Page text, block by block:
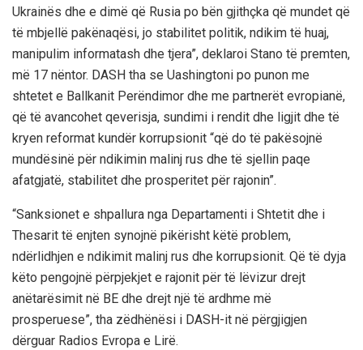
Ukrainës dhe e dimë që Rusia po bën gjithçka që mundet që
të mbjellë pakënaqësi, jo stabilitet politik, ndikim të huaj,
manipulim informatash dhe tjera”, deklaroi Stano të premten,
më 17 nëntor. DASH tha se Uashingtoni po punon me
shtetet e Ballkanit Perëndimor dhe me partnerët evropianë,
që të avancohet qeverisja, sundimi i rendit dhe ligjit dhe të
kryen reformat kundër korrupsionit “që do të pakësojnë
mundësinë për ndikimin malinj rus dhe të sjellin paqe
afatgjatë, stabilitet dhe prosperitet për rajonin”.
“Sanksionet e shpallura nga Departamenti i Shtetit dhe i
Thesarit të enjten synojnë pikërisht këtë problem,
ndërlidhjen e ndikimit malinj rus dhe korrupsionit. Që të dyja
këto pengojnë përpjekjet e rajonit për të lëvizur drejt
anëtarësimit në BE dhe drejt një të ardhme më
prosperuese”, tha zëdhënësi i DASH-it në përgjigjen
dërguar Radios Evropa e Lirë.